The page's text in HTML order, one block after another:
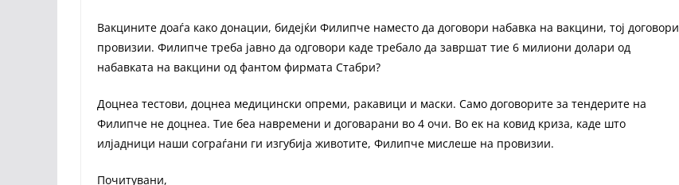
Вакцините доаѓа како донации, бидејќи Филипче наместо да договори набавка на вакцини, тој договори
провизии. Филипче треба јавно да одговори каде требало да завршат тие 6 милиони долари од
набавката на вакцини од фантом фирмата Стабри?
Доцнеа тестови, доцнеа медицински опреми, ракавици и маски. Само договорите за тендерите на
Филипче не доцнеа. Тие беа навремени и договарани во 4 очи. Во ек на ковид криза, каде што
илјадници наши сограѓани ги изгубија животите, Филипче мислеше на провизии.
Почитувани,